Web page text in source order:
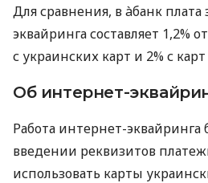
Для сравнения, в àбанк плата
эквайринга составляет 1,2%
с украинских карт и 2% с
Об интернет-
Работа интернет-эквайринга
введении реквизитов
использовать карты